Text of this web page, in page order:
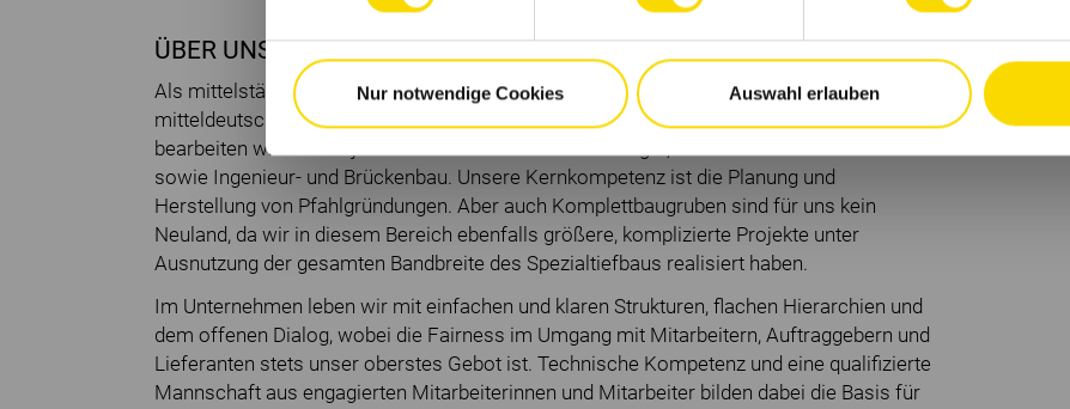
Nur notwendige Cookies Auswahl erlauben
ÜBER UNS
Als mittelständisches Unternehmen sind wir seit 30 über Jahren im nord- und
mitteldeutschen Raum im Spezialtiefbau tätig. Mit unseren rund 40 Mitarbeitern
bearbeiten wir u.a. Projekte aus den Bereichen Wohnungs-, Schul- und Industriebau
sowie Ingenieur- und Brückenbau. Unsere Kernkompetenz ist die Planung und
Herstellung von Pfahlgründungen. Aber auch Komplettbaugruben sind für uns kein
Neuland, da wir in diesem Bereich ebenfalls größere, komplizierte Projekte unter
Ausnutzung der gesamten Bandbreite des Spezialtiefbaus realisiert haben.
Im Unternehmen leben wir mit einfachen und klaren Strukturen, flachen Hierarchien und
dem offenen Dialog, wobei die Fairness im Umgang mit Mitarbeitern, Auftraggebern und
Lieferanten stets unser oberstes Gebot ist. Technische Kompetenz und eine qualifizierte
Mannschaft aus engagierten Mitarbeiterinnen und Mitarbeiter bilden dabei die Basis für